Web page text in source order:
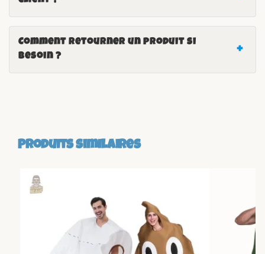
Comment retourner un produit si
besoin ?
Produits similaires